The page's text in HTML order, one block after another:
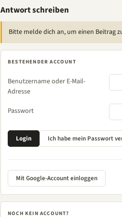
Antwort schreiben
Bitte melde dich an, um einen Beitrag
BESTEHENDER ACCOUNT
Benutzername oder E-Mail-
Adresse
Passwort
Mit Google-Account einloggen
NOCH KEIN ACCOUNT?